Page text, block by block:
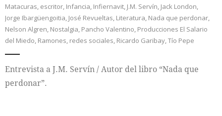
Colaboradores
Internacional
Matacuras, escritor, Infancia, Infiernavit, J.M. Servín, Jack London,
Jorge Ibargüengoitia, José Revueltas, Literatura, Nada que perdonar,
Nelson Algren, Nostalgia, Pancho Valentino, Producciones El Salario
del Miedo, Ramones, redes sociales, Ricardo Garibay,Tío Pepe
Entrevista a J.M. Servín / Autor del libro “Nada que
perdonar”.